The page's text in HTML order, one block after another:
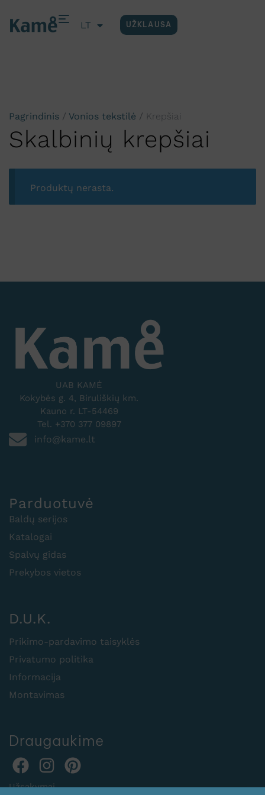
LT
EN UŽKLAUSA
Pagrindinis / Vonios tekstilė / Krepšiai
Skalbinių krepšiai
Produktų nerasta.
UAB KAMĖ
Kokybės g. 4, Biruliškių km.
Kauno r. LT-54469
Tel. +370 377 09897
info@kame.lt
Parduotuvė
Baldų serijos
Katalogai
Spalvų gidas
Prekybos vietos
D.U.K.
Prikimo-pardavimo taisyklės
Privatumo politika
Informacija
Montavimas
Draugaukime
Užsakymai